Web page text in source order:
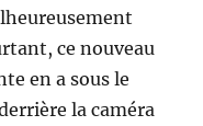
ce nouveau
en a sous le
la caméra